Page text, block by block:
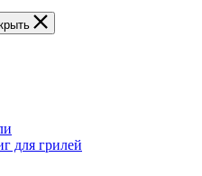
для грилей